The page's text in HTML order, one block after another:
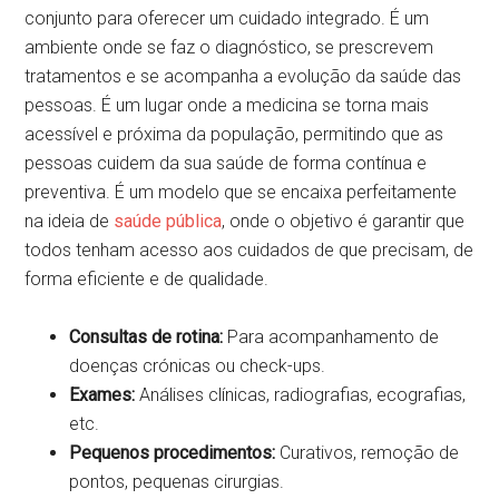
conjunto para oferecer um cuidado integrado. É um
ambiente onde se faz o diagnóstico, se prescrevem
tratamentos e se acompanha a evolução da saúde das
pessoas. É um lugar onde a medicina se torna mais
acessível e próxima da população, permitindo que as
pessoas cuidem da sua saúde de forma contínua e
preventiva. É um modelo que se encaixa perfeitamente
na ideia de saúde pública, onde o objetivo é garantir que
todos tenham acesso aos cuidados de que precisam, de
forma eficiente e de qualidade.
Consultas de rotina: Para acompanhamento de
doenças crónicas ou check-ups.
Exames: Análises clínicas, radiografias, ecografias,
etc.
Pequenos procedimentos: Curativos, remoção de
pontos, pequenas cirurgias.